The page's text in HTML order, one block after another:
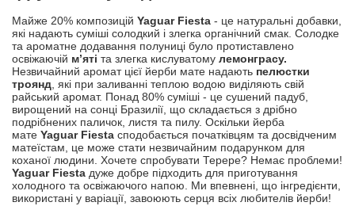
Майже 20% композицій Yaguar Fiesta - це натуральні добавки,
які надають суміші солодкий і злегка органічний смак. Солодке
та ароматне додавання полуниці було протиставлено
освіжаючій м’яті та злегка кислуватому лемонграсу.
Незвичайний аромат цієї йерби мате надають пелюстки
троянд , які при заливанні теплою водою виділяють свій
райський аромат. Понад 80% суміші - це сушений падуб,
вирощений на сонці Бразилії, що складається з дрібно
подрібнених паличок, листя та пилу. Оскільки йерба
мате Yaguar Fiesta сподобається початківцям та досвідченим
матеїстам, це може стати незвичайним подарунком для
коханої людини. Хочете спробувати Терере? Немає проблеми!
Yaguar Fiesta дуже добре підходить для приготування
холодного та освіжаючого напою. Ми впевнені, що інгредієнти,
використані у варіації, завоюють серця всіх любителів йерби!